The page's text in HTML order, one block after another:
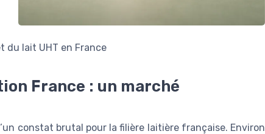
France : un marché
constat brutal pour la filière laitière française. Environ